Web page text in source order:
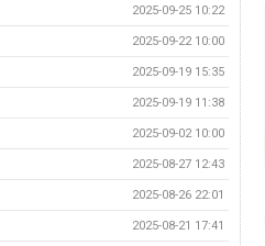
2025-09-25 10:22
2025-09-22 10:00
2025-09-19 15:35
2025-09-19 11:38
2025-09-02 10:00
2025-08-27 12:43
2025-08-26 22:01
2025-08-21 17:41